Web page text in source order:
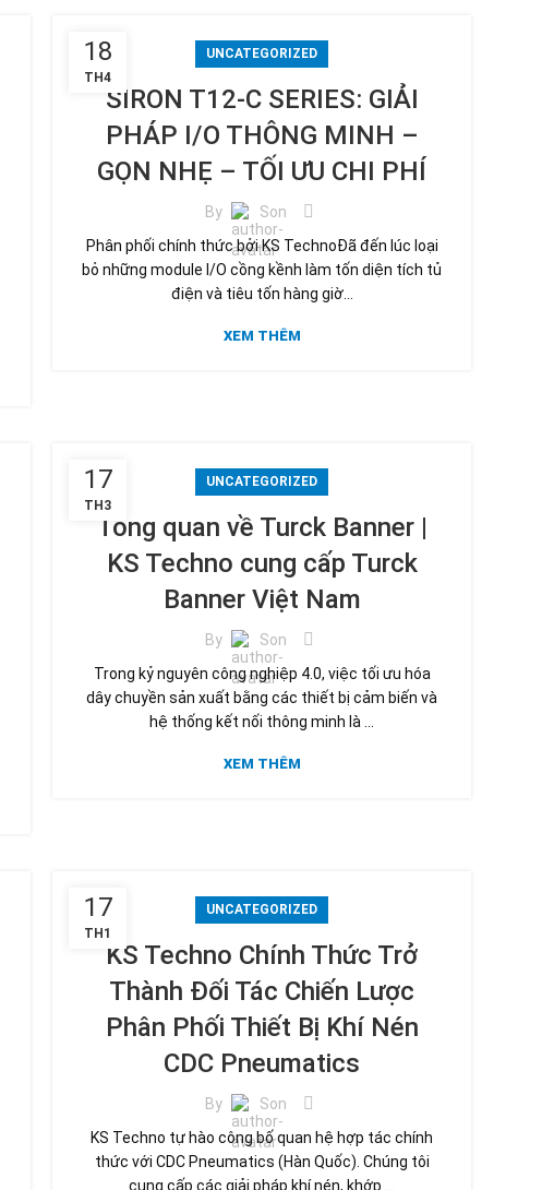
18
TH4
UNCATEGORIZED
SIRON T12-C SERIES: GIẢI
PHÁP I/O THÔNG MINH –
GỌN NHẸ – TỐI ƯU CHI PHÍ
By
Son
Phân phối chính thức bởi KS TechnoĐã đến lúc loại
bỏ những module I/O cồng kềnh làm tốn diện tích tủ
điện và tiêu tốn hàng giờ...
XEM THÊM
17
TH3
UNCATEGORIZED
Tổng quan về Turck Banner |
KS Techno cung cấp Turck
Banner Việt Nam
By
Son
Trong kỷ nguyên công nghiệp 4.0, việc tối ưu hóa
dây chuyền sản xuất bằng các thiết bị cảm biến và
hệ thống kết nối thông minh là ...
XEM THÊM
17
TH1
UNCATEGORIZED
KS Techno Chính Thức Trở
Thành Đối Tác Chiến Lược
Phân Phối Thiết Bị Khí Nén
CDC Pneumatics
By
Son
KS Techno tự hào công bố quan hệ hợp tác chính
thức với CDC Pneumatics (Hàn Quốc). Chúng tôi
cung cấp các giải pháp khí nén, khớp ...